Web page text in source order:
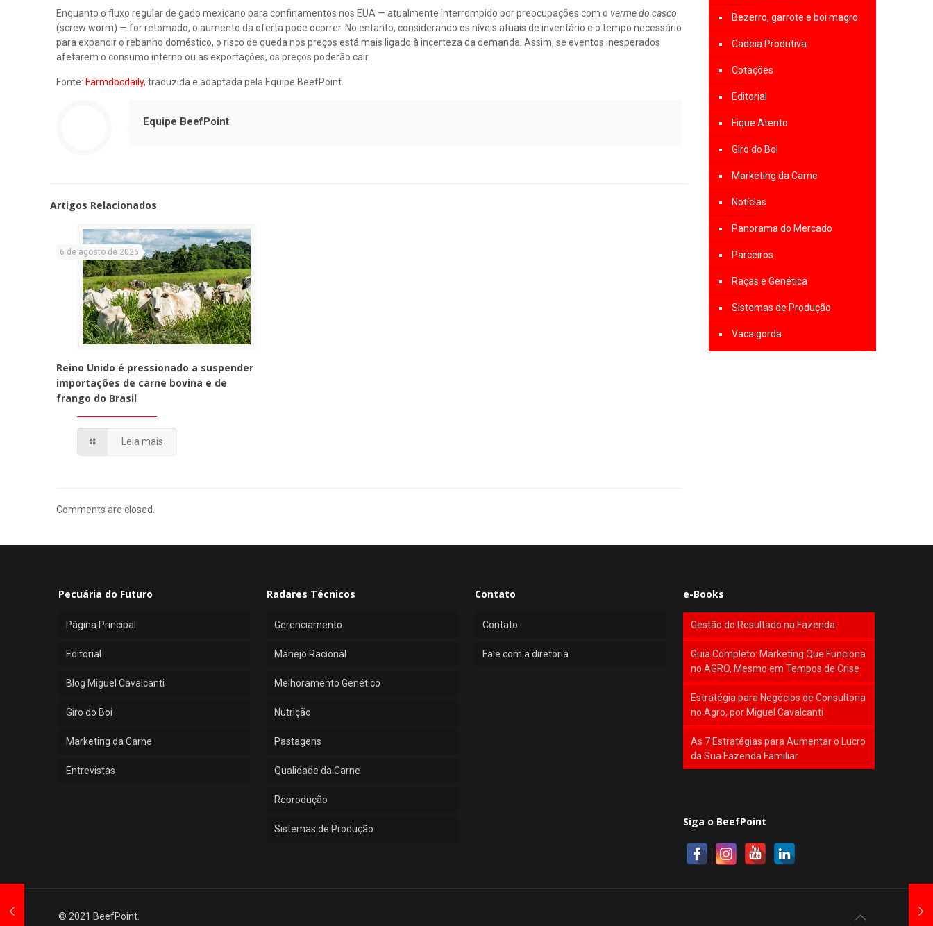
Enquanto o fluxo regular de gado mexicano para confinamentos nos EUA — atualmente interrompido por preocupações com overme do casco
(screw worm) — for retomado, o aumento da oferta pode ocorrer. No entanto, considerando os níveis atuais de inventário e o tempo necessário
para expandir o rebanho doméstico, o risco de queda nos preços está mais ligado à incerteza da demanda. Assim, se eventos inesperados
afetarem o consumo interno ou as exportações, os preços poderão cair.
Fonte: Farmdocdaily, traduzida e adaptada pela Equipe BeefPoint.
Equipe BeefPoint
Artigos Relacionados
6 de agosto de 2026
Reino Unido é pressionado a suspender
importações de carne bovina e de
frango do Brasil
Leia mais
Comments are closed.
Bezerro, garrote e boi magro
Cadeia Produtiva
Cotações
Editorial
Fique Atento
Giro do Boi
Marketing da Carne
Notícias
Panorama do Mercado
Parceiros
Raças e Genética
Sistemas de Produção
Vaca gorda
Pecuária do Futuro
Página Principal
Editorial
Blog Miguel Cavalcanti
Giro do Boi
Marketing da Carne
Entrevistas
Radares Técnicos
Gerenciamento
Manejo Racional
Melhoramento Genético
Nutrição
Pastagens
Qualidade da Carne
Reprodução
Sistemas de Produção
Contato
Contato
Fale com a diretoria
e-Books
Gestão do Resultado na Fazenda
Guia Completo: Marketing Que Funciona
no AGRO, Mesmo em Tempos de Crise
Estratégia para Negócios de Consultoria
no Agro, por Miguel Cavalcanti
As 7 Estratégias para Aumentar o Lucro
da Sua Fazenda Familiar
Siga o BeefPoint
© 2021 BeefPoint.